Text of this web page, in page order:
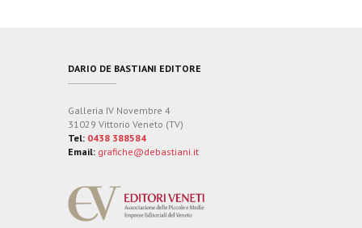
DARIO DE BASTIANI EDITORE
Galleria IV Novembre 4
31029 Vittorio Veneto (TV)
Tel: 0438 388584
Email: grafiche@debastiani.it